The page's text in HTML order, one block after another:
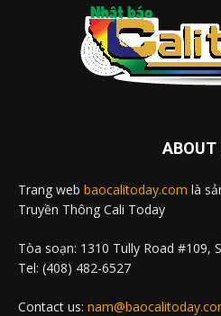
ABOUT
Trang web baocalitoday.com là
Truyền Thông Cali Today
Tòa soạn: 1310 Tully Road #109,
Tel: (408) 482-6527
Contact us: